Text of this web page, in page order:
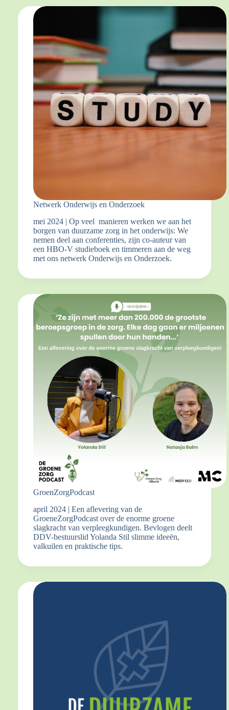
Netwerk Onderwijs en Onderzoek
mei 2024 | Op veel manieren werken we aan het
borgen van duurzame zorg in het onderwijs: We
nemen deel aan conferenties, zijn co-auteur van
een HBO-V studieboek en timmeren aan de weg
met ons netwerk Onderwijs en Onderzoek.
GroenZorgPodcast
april 2024 | Een aflevering van de
GroeneZorgPodcast over de enorme groene
slagkracht van verpleegkundigen. Bevlogen deelt
DDV-bestuurslid Yolanda Stil slimme ideeën,
valkuilen en praktische tips.